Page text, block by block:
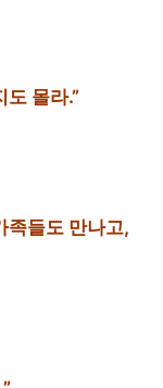
도 몰라.”
족들도 만나고,